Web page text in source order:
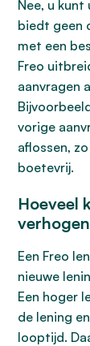
Nee, u
biedt geen
met een
Freo
aanvragen
vorige
aflossen,
boetevrij.
Hoeveel
Een Freo
nieuwe
Een hoger
de lening
looptijd.